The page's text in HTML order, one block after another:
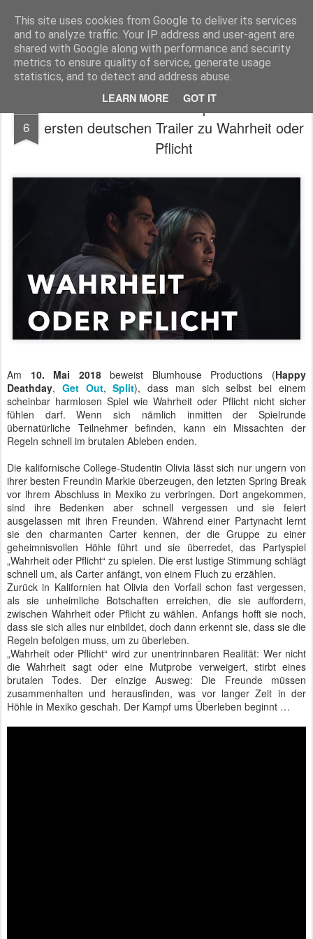
This site uses cookies from Google to deliver its services
and to analyze traffic. Your IP address and user-agent are
shared with Google along with performance and security
metrics to ensure quality of service, generate usage
statistics, and to detect and address abuse.
LEARN MORE GOT IT
MyKinoTrailer
Pages
6
Blumhouse Productions präsentiert den
ersten deutschen Trailer zu Wahrheit oder
Pflicht
Am 10. Mai 2018beweist Blumhouse Productions (Happy
Deathday, Get Out,Split), dass man sich selbst bei einem
scheinbar harmlosen Spiel wie Wahrheit oder Pflicht nicht sicher
fühlen darf. Wenn sich nämlich inmitten der Spielrunde
übernatürliche Teilnehmer befinden, kann ein Missachten der
Regeln schnell im brutalen Ableben enden.
Die kalifornische College-Studentin Olivia lässt sich nur ungern von
ihrer besten Freundin Markie überzeugen, den letzten Spring Break
vor ihrem Abschluss in Mexiko zu verbringen. Dort angekommen,
sind ihre Bedenken aber schnell vergessen und sie feiert
ausgelassen mit ihren Freunden. Während einer Partynacht lernt
sie den charmanten Carter kennen, der die Gruppe zu einer
geheimnisvollen Höhle führt und sie überredet, das Partyspiel
„Wahrheit oder Pflicht“ zu spielen. Die erst lustige Stimmung schlägt
schnell um, als Carter anfängt, von einem Fluch zu erzählen.
Zurück in Kalifornien hat Olivia den Vorfall schon fast vergessen,
als sie unheimliche Botschaften erreichen, die sie auffordern,
zwischen Wahrheit oder Pflicht zu wählen. Anfangs hofft sie noch,
dass sie sich alles nur einbildet, doch dann erkennt sie, dass sie die
Regeln befolgen muss, um zu überleben.
„Wahrheit oder Pflicht“ wird zur unentrinnbaren Realität: Wer nicht
die Wahrheit sagt oder eine Mutprobe verweigert, stirbt eines
brutalen Todes. Der einzige Ausweg: Die Freunde müssen
zusammenhalten und herausfinden, was vor langer Zeit in der
Höhle in Mexiko geschah. Der Kampf ums Überleben beginnt …